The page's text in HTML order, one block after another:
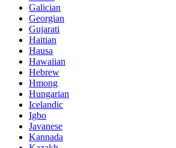
Galician
Georgian
Gujarati
Haitian
Hausa
Hawaiian
Hebrew
Hmong
Hungarian
Icelandic
Igbo
Javanese
Kannada